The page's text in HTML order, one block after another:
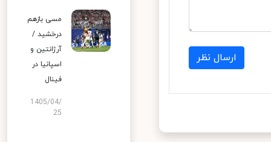
ارسال نظر
مسی بازهم
درخشید /
آرژانتین و
اسپانیا در
فینال
1405/04/
25